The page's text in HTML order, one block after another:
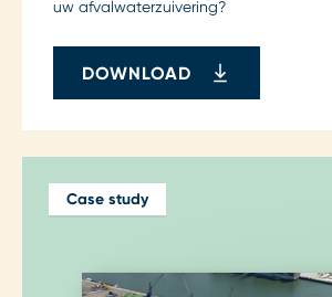
uw afvalwaterzuivering?
DOWNLOAD
Case study